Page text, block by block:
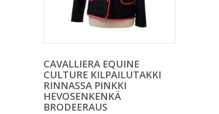
CAVALLIERA EQUINE
CULTURE KILPAILUTAKKI
RINNASSA PINKKI
HEVOSENKENKÄ
BRODEERAUS